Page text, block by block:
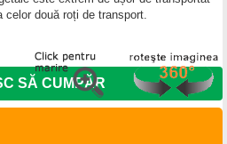
două roți de transport.
SĂ CUMPĂR